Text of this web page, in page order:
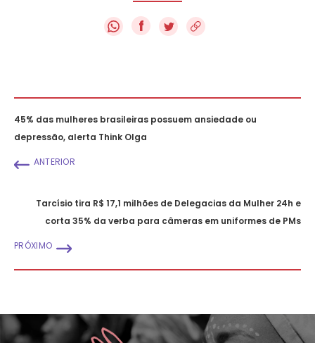
f
45% das mulheres brasileiras possuem ansiedade ou
depressão, alerta Think Olga
ANTERIOR
Tarcísio tira R$ 17,1 milhões de Delegacias da Mulher 24h e
corta 35% da verba para câmeras em uniformes de PMs
PRÓXIMO